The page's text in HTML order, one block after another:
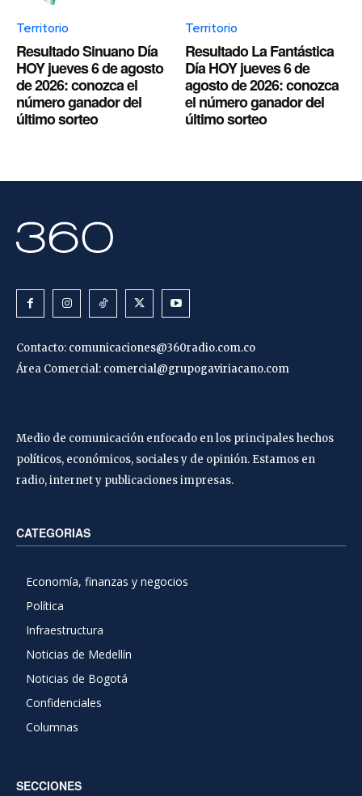
Territorio
Resultado Sinuano Día
HOY jueves 6 de agosto
de 2026: conozca el
número ganador del
último sorteo
Territorio
Resultado La Fantástica
Día HOY jueves 6 de
agosto de 2026: conozca
el número ganador del
último sorteo
Contacto: comunicaciones@360radio.com.co
Área Comercial: comercial@grupogaviriacano.com
Medio de comunicación enfocado en los principales hechos
políticos, económicos, sociales y de opinión. Estamos en
radio, internet y publicaciones impresas.
CATEGORIAS
Economía, finanzas y negocios
Política
Infraestructura
Noticias de Medellín
Noticias de Bogotá
Confidenciales
Columnas
SECCIONES